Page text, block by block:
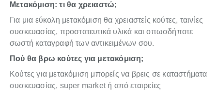
Μετακόμιση: τι θα χρειαστώ;
Για μια εύκολη μετακόμιση θα χρειαστείς κούτες, ταινίες
συσκευασίας, προστατευτικά υλικά και οπωσδήποτε
σωστή καταγραφή των αντικειμένων σου.
Πού θα βρω κούτες για μετακόμιση;
Κούτες για μετακόμιση μπορείς να βρεις σε καταστήματα
συσκευασίας, super market ή από εταιρείες